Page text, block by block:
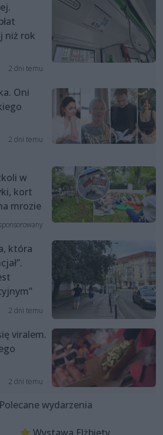
niż rok
2 dni temu
Oni
2 dni temu
w
kort
mrozie
która
2 dni temu
viralem.
2 dni temu
Polecane wydarzenia